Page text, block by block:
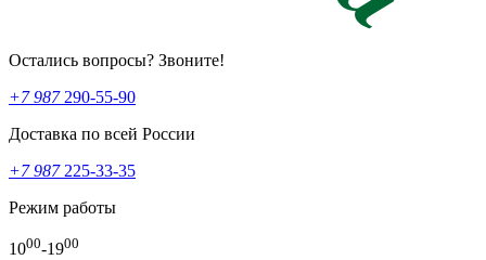
Остались вопросы? Звоните!
+7 987290-55-90
Доставка по всей России
+7 987225-33-35
Режим работы
1000-1900